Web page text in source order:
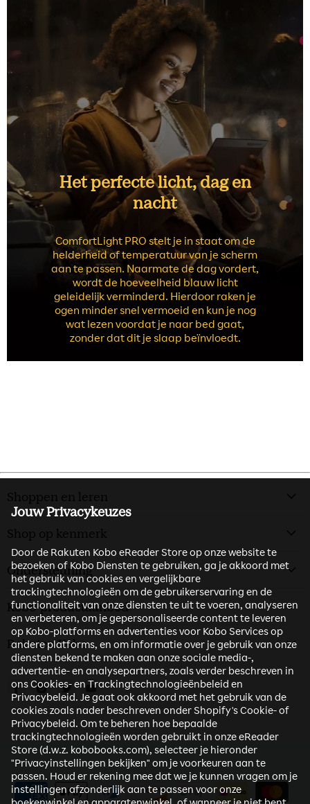
Jouw Privacykeuzes
Door de Rakuten Kobo eReader Store op onze website te
bezoeken of Kobo Diensten te gebruiken, ga je akkoord met
het gebruik van cookies en vergelijkbare
trackingtechnologieën om de gebruikerservaring en de
functionaliteit van onze diensten te uit te voeren, analyseren
en verbeteren, om je gepersonaliseerde content te leveren
op Kobo-platforms en advertenties voor Kobo Services op
andere platforms, en om informatie over je gebruik van onze
diensten bekend te maken aan onze sociale media-,
advertentie- en analysepartners, zoals verder beschreven in
ons Cookies- en Trackingtechnologieënbeleid en
Privacybeleid. Je gaat ook akkoord met het gebruik van de
cookies zoals nader beschreven onder Shopify's Cookie- of
Privacybeleid. Om te beheren hoe bepaalde
trackingtechnologieën worden gebruikt in onze eReader
Store (d.w.z. kobobooks.com), selecteer je hieronder
"Privacyinstellingen bekijken" om je voorkeuren aan te
passen. Houd er rekening mee dat we je kunnen vragen om je
instellingen afzonderlijk aan te passen voor onze
Het perfecte licht, dag en
nacht
ComfortLight PRO stelt je in staat om de
helderheid of temperatuur van je scherm
aan te passen. Naarmate de dag vordert,
wordt de hoeveelheid blauw licht
geleidelijk verminderd. Hierdoor raken je
ogen minder snel vermoeid en kun je nog
wat lezen voordat je naar bed gaat,
zonder dat dit je slaap beïnvloedt.
Shoppen en leren
Shop op kenmerk
Ondersteuning
Kobo-productaanbod
Rakuten Kobo
Vind ons op Facebook
Vind ons op Instagram
Vind ons op Twitter
Vind ons op Youtube